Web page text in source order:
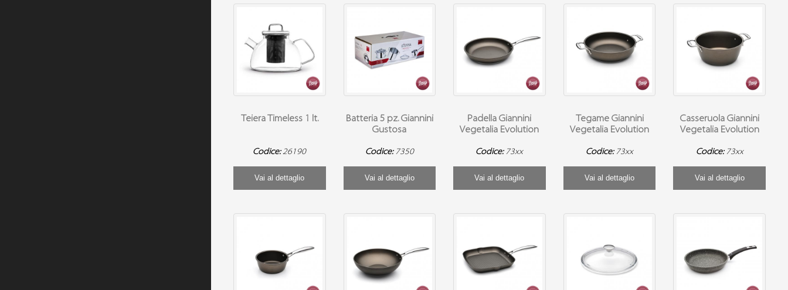
Teiera Timeless 1 lt.
Codice:26190
Vai al dettaglio
Batteria 5 pz. Giannini
Gustosa
Codice: 7350
Vai al dettaglio
Padella Giannini
Vegetalia Evolution
Codice: 73xx
Vai al dettaglio
Tegame Giannini
Vegetalia Evolution
Codice: 73xx
Vai al dettaglio
Casseruola Giannini
Vegetalia Evolution
Codice: 73xx
Vai al dettaglio